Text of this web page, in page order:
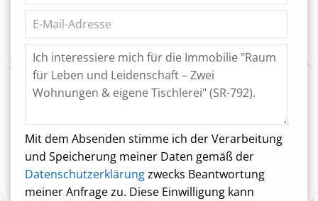
Mit dem Absenden stimme ich der Verarbeitung
und Speicherung meiner Daten gemäß der
Datenschutzerklärungzwecks Beantwortung
meiner Anfrage zu. Diese Einwilligung kann